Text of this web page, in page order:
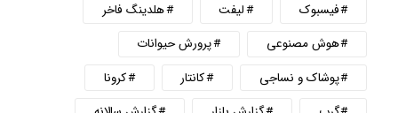
فیسبوک
لیفت
هلدینگ فاخر
هوش مصنوعی
پرورش حیوانات
پوشاک و نساجی
کانتار
کرونا